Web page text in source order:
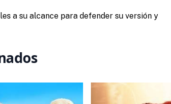
a su alcance para defender su versión y